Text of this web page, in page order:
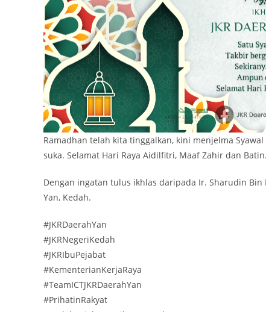
Ramadhan telah kita tinggalkan, kini menjelma
suka. Selamat Hari Raya Aidilfitri, Maaf Zahir dan Batin.
Dengan ingatan tulus ikhlas daripada Ir. Sharudin Bin
Yan, Kedah.
#JKRDaerahYan
#JKRNegeriKedah
#JKRIbuPejabat
#KementerianKerjaRaya
#TeamICTJKRDaerahYan
#PrihatinRakyat